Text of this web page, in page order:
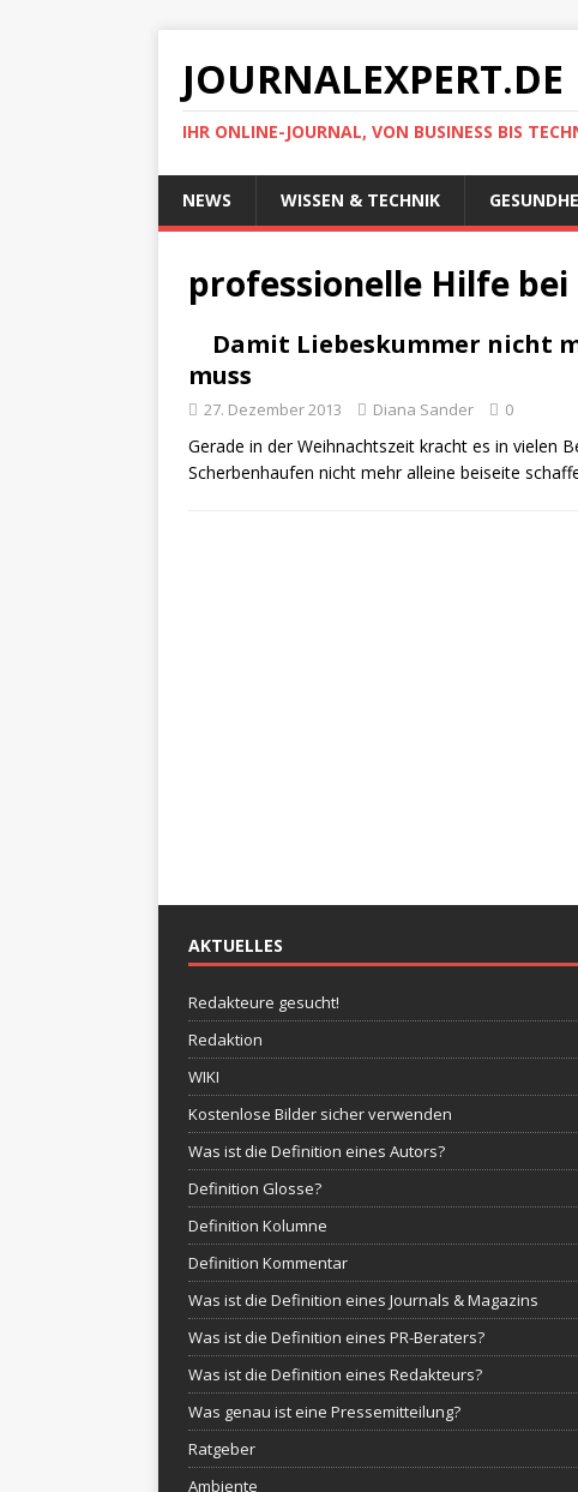
JOURNALEXPERT.DE
IHR ONLINE-JOURNAL, VON BUSINESS BIS
NEWS WISSEN & TECHNIK
professionelle Hilfe
Damit Liebeskummer nicht
muss
27. Dezember 2013 Diana Sander 0
Gerade in der Weihnachtszeit kracht es in vielen
Scherbenhaufen nicht mehr alleine beiseite
AKTUELLES
Redakteure gesucht!
Redaktion
WIKI
Kostenlose Bilder sicher verwenden
Was ist die Definition eines Autors?
Definition Glosse?
Definition Kolumne
Definition Kommentar
Was ist die Definition eines Journals & Magazins
Was ist die Definition eines PR-Beraters?
Was ist die Definition eines Redakteurs?
Was genau ist eine Pressemitteilung?
Ratgeber
Ambiente